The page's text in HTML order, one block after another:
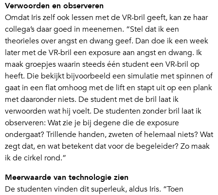
Verwoorden en observeren
Omdat Iris zelf ook lessen met de VR-bril geeft, kan ze haar
collega’s daar goed in meenemen. “Stel dat ik een
theorieles over angst en dwang geef. Dan doe ik een week
later met de VR-bril een exposure aan angst en dwang. Ik
maak groepjes waarin steeds één student een VR-bril op
heeft. Die bekijkt bijvoorbeeld een simulatie met spinnen of
gaat in een flat omhoog met de lift en stapt uit op een plank
met daaronder niets. De student met de bril laat ik
verwoorden wat hij voelt. De studenten zonder bril laat ik
observeren: Wat zie je bij degene die de exposure
ondergaat? Trillende handen, zweten of helemaal niets? Wat
zegt dat, en wat betekent dat voor de begeleider? Zo maak
ik de cirkel rond.”
Meerwaarde van technologie zien
De studenten vinden dit superleuk, aldus Iris. “Toen